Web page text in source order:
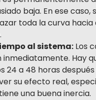
baja. En ese caso,
toda la curva
al sistema: Los
inmediatamente. Hay
24 a 48 horas
su efecto real,
una buena inercia.